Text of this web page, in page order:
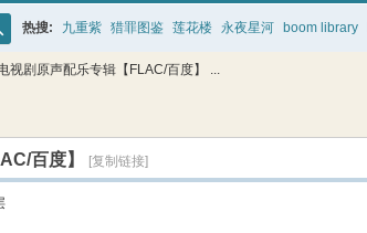
热搜: 九重紫 猎罪图鉴 莲花楼 永夜星河 boom library
视剧原声配乐专辑【FLAC/百度】 ...
百度】 [复制链接]